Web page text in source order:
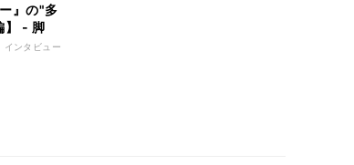
』の"多
】 - 脚
最多戦
インタビュー